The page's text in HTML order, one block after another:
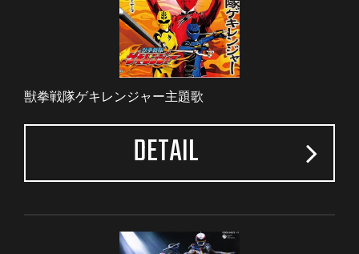
獣拳戦隊ゲキレンジャー主題歌
DETAIL